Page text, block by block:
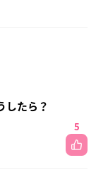
したら？
5